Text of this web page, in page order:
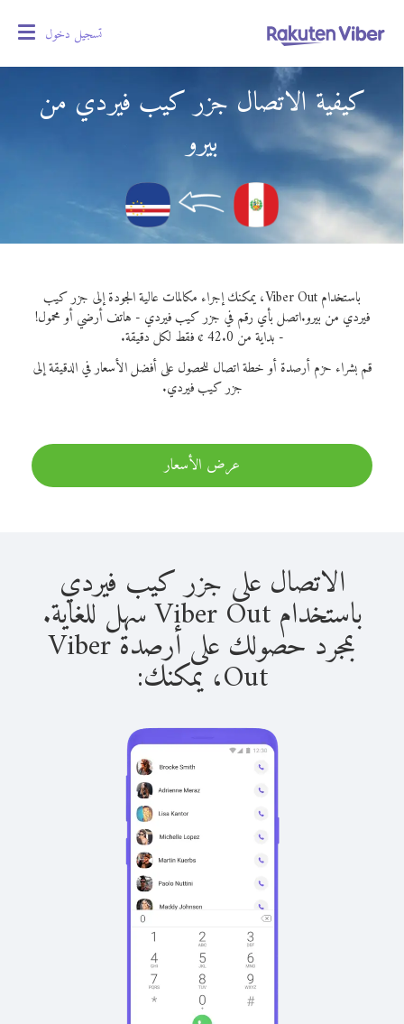
تسجيل دخول
كيفية الاتصال جزر كيب فيردي من
بيرو
باستخدام Viber Out، يمكنك إجراء مكالمات عالية الجودة إلى جزر كيب
فيردي من بيرو.اتصل بأي رقم في جزر كيب فيردي - هاتف أرضي أو محمول!
- بداية من 42.0 ¢ فقط لكل دقيقة.
قم بشراء حزم أرصدة أو خطة اتصال للحصول على أفضل الأسعار في الدقيقة إلى
جزر كيب فيردي.
عرض الأسعار
الاتصال على جزر كيب فيردي
باستخدام Viber Out سهل للغاية.
بمجرد حصولك على أرصدة Viber
Out، يمكنك: